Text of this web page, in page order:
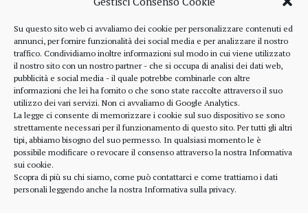
Su questo sito web ci avvaliamo dei cookie per personalizzare contenuti ed
annunci, per fornire funzionalità dei social media e per analizzare il nostro
traffico. Condividiamo inoltre informazioni sul modo in cui viene utilizzato
il nostro sito con un nostro partner - che si occupa di analisi dei dati web,
pubblicità e social media - il quale potrebbe combinarle con altre
informazioni che lei ha fornito o che sono state raccolte attraverso il suo
utilizzo dei vari servizi. Non ci avvaliamo di Google Analytics.
La legge ci consente di memorizzare i cookie sul suo dispositivo se sono
strettamente necessari per il funzionamento di questo sito. Per tutti gli altri
tipi, abbiamo bisogno del suo permesso. In qualsiasi momento le è
possibile modificare o revocare il consenso attraverso la nostra Informativa
sui cookie.
Scopra di più su chi siamo, come può contattarci e come trattiamo i dati
personali leggendo anche la nostra Informativa sulla privacy.
Comunicazioni
RIFERIMENTI
328 4643900